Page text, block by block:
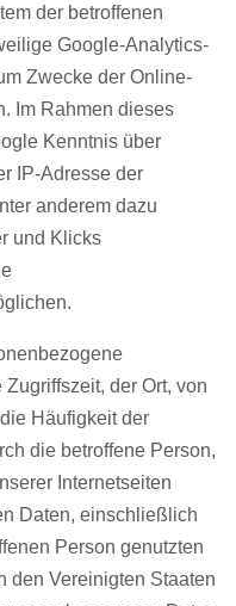
der betroffenen
Google-Analytics-
Zwecke der Online-
Im Rahmen dieses
Kenntnis über
IP-Adresse der
anderem dazu
und Klicks
der Ort, von
Häufigkeit der
die betroffene Person,
Internetseiten
Daten, einschließlich
Person genutzten
den Vereinigten Staaten